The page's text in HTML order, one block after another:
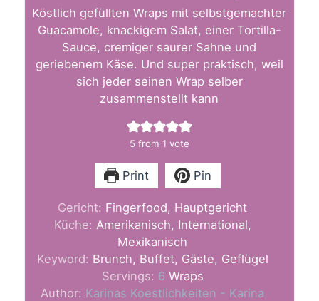
Köstlich gefüllten Wraps mit selbstgemachter
Guacamole, knackigem Salat, einer Tortilla-
Sauce, cremiger saurer Sahne und
geriebenem Käse. Und super praktisch, weil
sich jeder seinen Wrap selber
zusammenstellt kann
5 from 1 vote
Print Pin
Gericht: Fingerfood, Hauptgericht
Küche: Amerikanisch, International,
Mexikanisch
Keyword: Brunch, Buffet, Gäste, Geflügel
Servings: 6 Wraps
Author: Karinas Koestlichkeiten - Karina